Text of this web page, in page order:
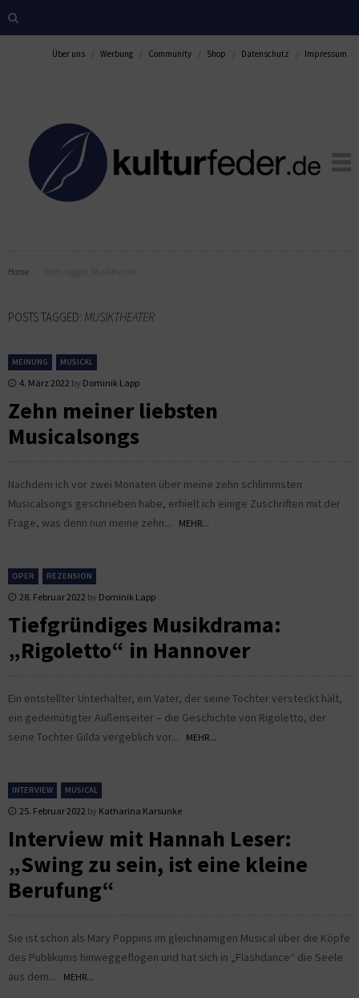
Über uns Werbung Community Shop Datenschutz Impressum
Home
POSTS TAGGED: MUSIKTHEATER
MEINUNG MUSICAL
4. März 2022 by Dominik Lapp
Zehn meiner liebsten
Musicalsongs
Nachdem ich vor zwei Monaten über meine zehn schlimmsten
Musicalsongs geschrieben habe, erhielt ich einige Zuschriften mit der
Frage, was denn nun meine zehn...
MEHR...
OPER REZENSION
28. Februar 2022 by Dominik Lapp
Tiefgründiges Musikdrama:
„Rigoletto“ in Hannover
Ein entstellter Unterhalter, ein Vater, der seine Tochter versteckt hält,
ein gedemütigter Außenseiter – die Geschichte von Rigoletto, der
seine Tochter Gilda vergeblich vor...
MEHR...
INTERVIEW MUSICAL
25. Februar 2022 by Katharina Karsunke
Interview mit Hannah Leser:
„Swing zu sein, ist eine kleine
Berufung“
Sie ist schon als Mary Poppins im gleichnamigen Musical über die Köpfe
des Publikums hinweggeflogen und hat sich in „Flashdance“ die Seele
aus dem...
MEHR...